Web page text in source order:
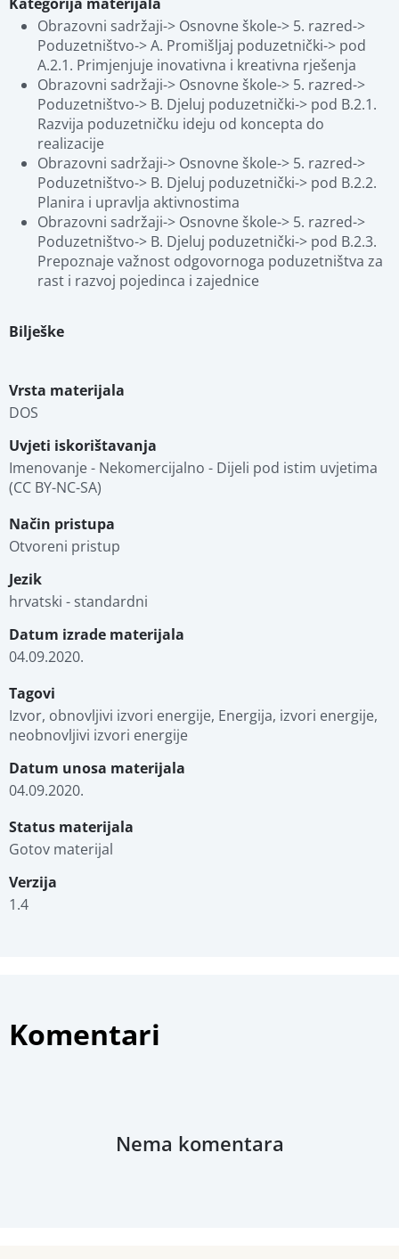
Obrazovni sadržaji-> Osnovne škole-> 5. razred->
Poduzetništvo-> A. Promišljaj poduzetnički-> pod
A.2.1. Primjenjuje inovativna i kreativna rješenja
Obrazovni sadržaji-> Osnovne škole-> 5. razred->
Poduzetništvo-> B. Djeluj poduzetnički-> pod B.2.1.
Razvija poduzetničku ideju od koncepta do
realizacije
Obrazovni sadržaji-> Osnovne škole-> 5. razred->
Poduzetništvo-> B. Djeluj poduzetnički-> pod B.2.2.
Planira i upravlja aktivnostima
Obrazovni sadržaji-> Osnovne škole-> 5. razred->
Poduzetništvo-> B. Djeluj poduzetnički-> pod B.2.3.
Prepoznaje važnost odgovornoga poduzetništva za
rast i razvoj pojedinca i zajednice
Bilješke
Vrsta materijala
DOS
Uvjeti iskorištavanja
Imenovanje - Nekomercijalno - Dijeli pod istim uvjetima
(CC BY-NC-SA)
Način pristupa
Otvoreni pristup
Jezik
hrvatski - standardni
Datum izrade materijala
04.09.2020.
Tagovi
Izvor, obnovljivi izvori energije, Energija, izvori energije,
neobnovljivi izvori energije
Datum unosa materijala
04.09.2020.
Status materijala
Gotov materijal
Verzija
1.4
Komentari
Nema komentara